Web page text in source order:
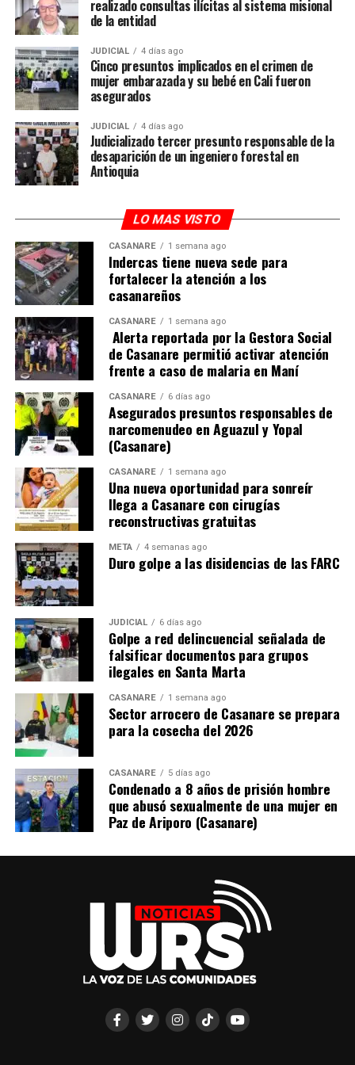
realizado consultas ilícitas al sistema misional
de la entidad
JUDICIAL 4 días ago
Cinco presuntos implicados en el crimen de
mujer embarazada y su bebé en Cali fueron
asegurados
JUDICIAL 4 días ago
Judicializado tercer presunto responsable de la
desaparición de un ingeniero forestal en
Antioquia
LO MAS VISTO
CASANARE 1 semana ago
Indercas tiene nueva sede para
fortalecer la atención a los
casanareños
CASANARE 1 semana ago
Alerta reportada por la Gestora Social
de Casanare permitió activar atención
frente a caso de malaria en Maní
CASANARE 6 días ago
Asegurados presuntos responsables de
narcomenudeo en Aguazul y Yopal
(Casanare)
CASANARE 1 semana ago
Una nueva oportunidad para sonreír
llega a Casanare con cirugías
reconstructivas gratuitas
META 4 semanas ago
Duro golpe a las disidencias de las FARC
JUDICIAL 6 días ago
Golpe a red delincuencial señalada de
falsificar documentos para grupos
ilegales en Santa Marta
CASANARE 1 semana ago
Sector arrocero de Casanare se prepara
para la cosecha del 2026
CASANARE 5 días ago
Condenado a 8 años de prisión hombre
que abusó sexualmente de una mujer en
Paz de Ariporo (Casanare)